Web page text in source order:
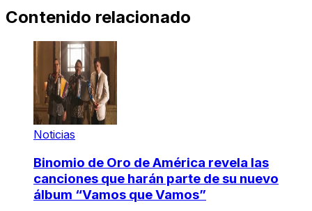
Contenido relacionado
Noticias
Binomio de Oro de América revela las
canciones que harán parte de su nuevo
álbum “Vamos que Vamos”